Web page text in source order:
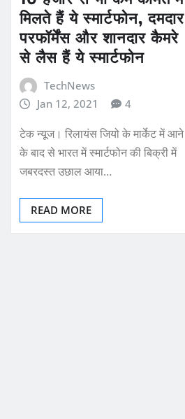
मिलते हैं ये स्मार्टफोन, दमदार
परफॉर्मेंस और शानदार कैमरे
से लैस हैं ये स्मार्टफोन
TechNews
Jan 12, 2021
4
टेक न्यूज। रिलायंस जियो के मार्केट में आने
के बाद से भारत में स्मार्टफोन की बिक्री में
जबरदस्त उछाल आया…
READ MORE